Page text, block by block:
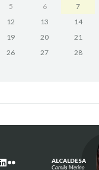
5 6 7
12 13 14
19 20 21
26 27 28
ALCALDESA
Camila Merino